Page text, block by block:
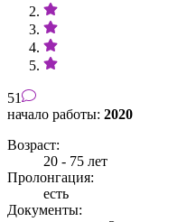
51
начало работы: 2020
Возраст:
20 - 75 лет
Пролонгация:
есть
Документы: